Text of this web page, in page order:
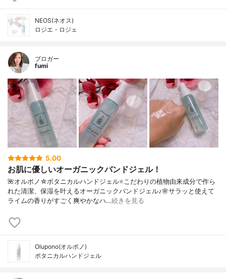
NEOS(ネオス)
ロジエ・ロジェ
ブロガー
fumi
5.00
お肌に優しいオーガニックバンドジェル！
🌺オルポノ☆ボタニカルハンドジェル⭐️こだわりの植物由来成分で作ら
れた清潔、保湿を叶えるオーガニックバンドジェル♪🌸サラッと使えて
ライムの香りがすごく爽やかなハ…続きを見る
Olupono(オルポノ)
ボタニカルハンドジェル